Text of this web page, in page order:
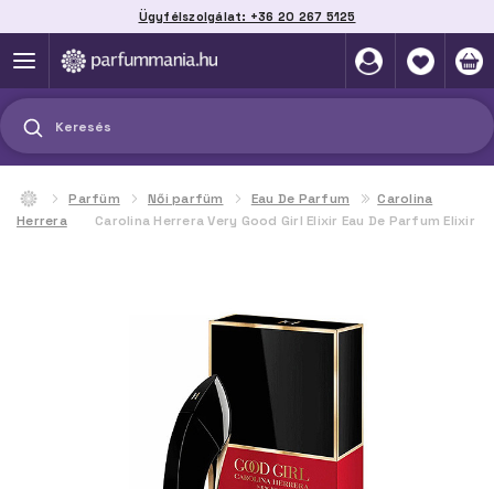
Ügyfélszolgálat: +36 20 267 5125
Keresés
Parfüm Női parfüm Eau De Parfum
Carolina
Herrera
Carolina Herrera Very Good Girl Elixir Eau De Parfum Elixir